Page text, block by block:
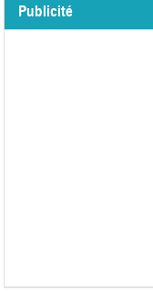
Publicité